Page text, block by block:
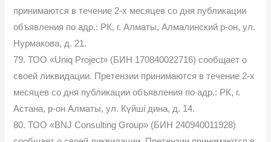
принимаются в течение 2-х месяцев со дня публикации
объявления по адр.: РК, г. Алматы, Алмалинский р-он, ул.
Нурмакова, д. 21.
79. ТОО «Uniq Project» (БИН 170840022716) сообщает о
своей ликвидации. Претензии принимаются в течение 2-х
месяцев со дня публикации объявления по адр.: РК, г.
Астана, р-он Алматы, ул. Күйші дина, д. 14.
80. ТОО «BNJ Consulting Group» (БИН 240940011928)